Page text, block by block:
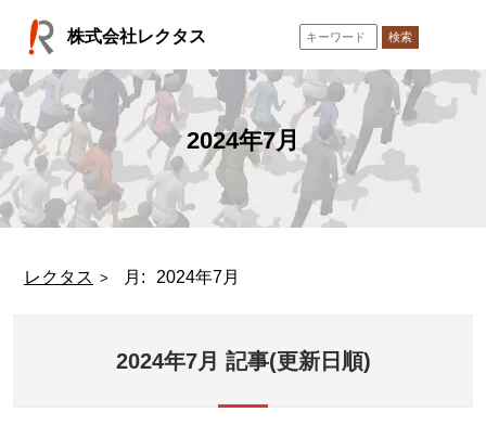
ン
ツ
へ
ス
キ
ッ
プ
検索
株式会社レクタス
2024年7月
レクタス 月: 2024年7月
2024年7月 記事(更新日順)